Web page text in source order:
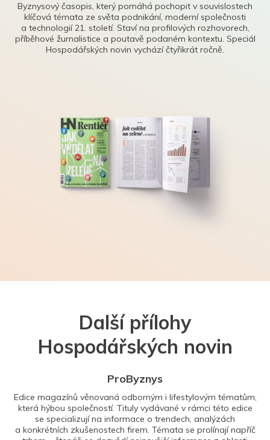
Byznysový časopis, který pomáhá pochopit v souvislostech
klíčová témata ze světa podnikání, moderní společnosti
a technologií 21. století. Staví na profilových rozhovorech,
příběhové žurnalistice a poutavě podaném kontextu. Speciál
Hospodářských novin vychází čtyřikrát ročně.
Další přílohy
Hospodářských novin
ProByznys
Edice magazínů věnovaná odborným i lifestylovým tématům,
která hýbou společností. Tituly vydávané v rámci této edice
se specializují na informace o trendech, analýzách
a konkrétních zkušenostech firem. Témata se prolínají napříč